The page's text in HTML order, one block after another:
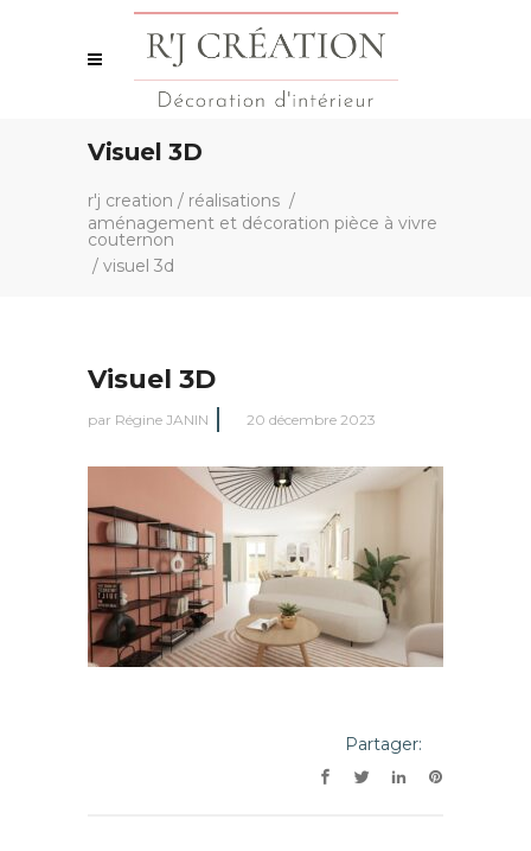
Visuel 3D
r'j creation / réalisations /
aménagement et décoration pièce à vivre
couternon
/ visuel 3d
Visuel 3D
par Régine JANIN 20 décembre 2023
Partager: